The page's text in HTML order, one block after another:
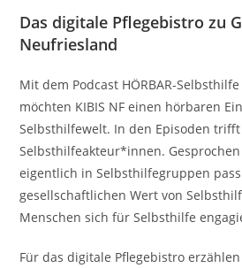
Das digitale Pflegebistro zu
Neufriesland
Mit dem Podcast HÖRBAR-
möchten KIBIS NF einen hörbaren
Selbsthilfewelt. In den Episoden
Selbsthilfeakteur*innen.
eigentlich in Selbsthilfegruppen
gesellschaftlichen Wert von
Menschen sich für Selbsthilfe
Für das digitale Pflegebistro